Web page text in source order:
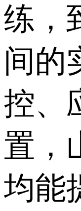
练，
间的
控、
置，
均能